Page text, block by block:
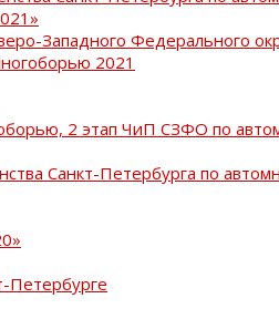
Западного Федерального
2021
2 этап ЧиП СЗФО по
Санкт-Петербурга по
Петербурге